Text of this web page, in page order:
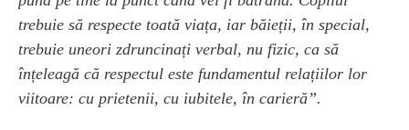
trebuie să respecte toată viața, iar băieții, în special,
trebuie uneori zdruncinați verbal, nu fizic, ca să
înțeleagă că respectul este fundamentul relațiilor lor
viitoare: cu prietenii, cu iubitele, în carieră”.